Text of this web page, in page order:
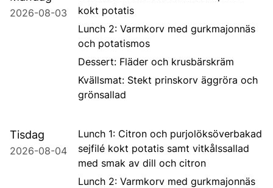
2026-08-03
kokt potatis
Lunch 2: Varmkorv med gurkmajonnäs
och potatismos
Dessert: Fläder och krusbärskräm
Kvällsmat: Stekt prinskorv äggröra och
grönsallad
Tisdag
2026-08-04
Lunch 1: Citron och purjolöksöverbakad
sejfilé kokt potatis samt vitkålssallad
med smak av dill och citron
Lunch 2: Varmkorv med gurkmajonnäs